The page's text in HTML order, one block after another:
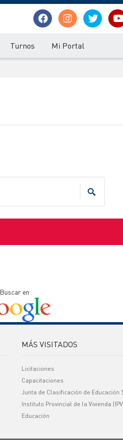
Turnos Mi Portal
Buscar en
MÁS VISITADOS
Licitaciones
Capacitaciones
Junta de Clasificación de Educación
Instituto Provincial de la Vivienda
Educación